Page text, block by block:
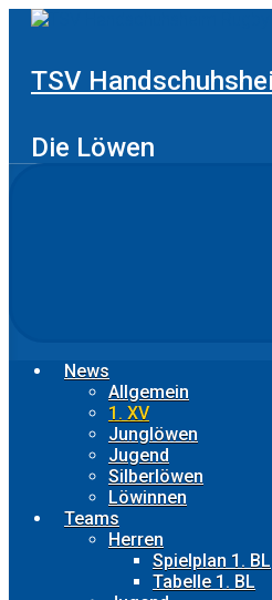
Zum
TSV
Die Löwen
News
Allgemein
1. XV
Junglöwen
Jugend
Silberlöwen
Löwinnen
Teams
Herren
Spielplan 1. BL
Tabelle 1. BL